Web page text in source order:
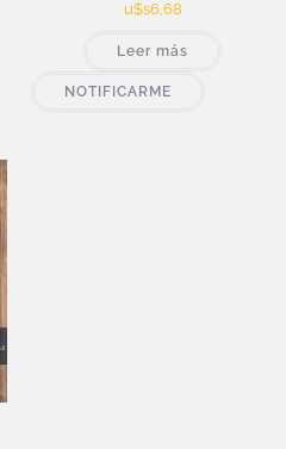
u$s6,68
Leer más
NOTIFICARME